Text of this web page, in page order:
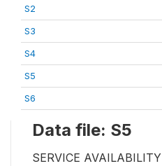
S2
S3
S4
S5
S6
Data file: S5
SERVICE AVAILABILITY